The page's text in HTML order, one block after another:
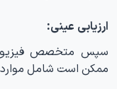
ارزیابی عینی:
سپس متخصص
ممکن است شامل موارد